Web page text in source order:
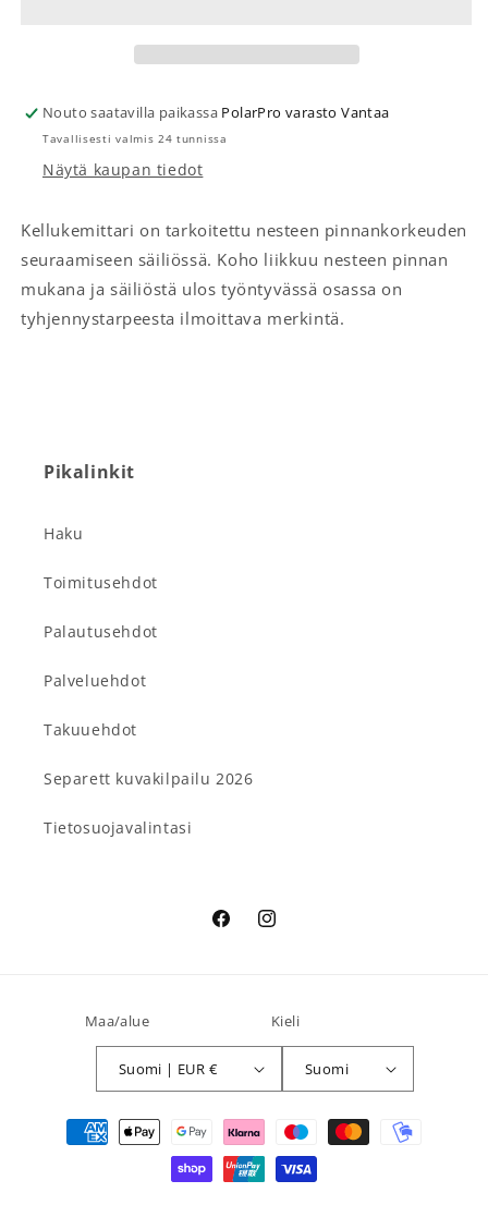
Nouto saatavilla paikassa PolarPro varasto Vantaa
Tavallisesti valmis 24 tunnissa
Näytä kaupan tiedot
Kellukemittari on tarkoitettu nesteen pinnankorkeuden
seuraamiseen säiliössä. Koho liikkuu nesteen pinnan
mukana ja säiliöstä ulos työntyvässä osassa on
tyhjennystarpeesta ilmoittava merkintä.
Pikalinkit
Haku
Toimitusehdot
Palautusehdot
Palveluehdot
Takuuehdot
Separett kuvakilpailu 2026
Tietosuojavalintasi
FacebookInstagram
Maa/alue
Suomi | EUR €
Kieli
Suomi
Maksutavat